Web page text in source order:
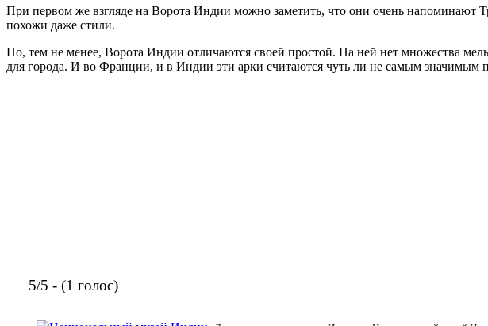
При первом же взгляде на Ворота Индии можно заметить, что они очень
похожи даже стили.
Но, тем не менее, Ворота Индии отличаются своей простой. На ней нет множества
для города. И во Франции, и в Индии эти арки считаются чуть ли не самым значимым
5/5 - (1 голос)